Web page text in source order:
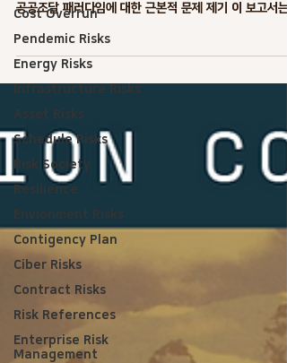
Cost Overrun
Pendemic Risks
Energy Risks
Infrastructure Risks
Asset Risks
Schedule Risks
Risk Society
Resilience
Envionment Risks
Contigency Plan
Ciber Risks
Contract Risks
Risk References
Enterprise Risk
Management
공공조달 패러다임에 대한 근본적 문제 제기 이 보고서는
면 → 입찰가 상승→ 경쟁자 감소→ 유찰·부실시공·분쟁
가로 이어진다는 점을 실증적으로 정리 합니다.이는 한국
DB·기술형입찰·PPP에서 반복되는 구조적 문제 와 정확
경쟁·유찰·공기지연·클레임)를 “업체 역량 부족”이 아니
“리스크 배분 설계 실패”의 문제 로 재정의합니다. (2) “경
쟁 촉진”을 기술·가격이 아닌 리스크 설계의 문제 로 전환
기존 한국 논의 “왜 참여사가 적은가?” → 규제, 단가, 기
수 문제 이 보고서의 관점 “왜 참여하지 않는가?” → 리스
가 감당 불가능하기 때문 👉 의미 경쟁 활성화 = 입찰조
완화 ❌ 경쟁 활